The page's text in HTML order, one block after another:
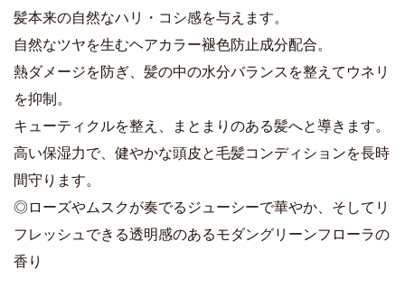
髪本来の自然なハリ・コシ感を与えます。
自然なツヤを生むヘアカラー褪色防止成分配合。
熱ダメージを防ぎ、髪の中の水分バランスを整えてウネリ
を抑制。
キューティクルを整え、まとまりのある髪へと導きます。
高い保湿力で、健やかな頭皮と毛髪コンディションを長時
間守ります。
◎ローズやムスクが奏でるジューシーで華やか、そしてリ
フレッシュできる透明感のあるモダングリーンフローラの
香り